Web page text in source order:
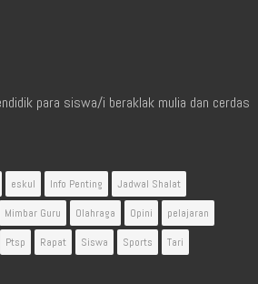
para siswa/i beraklak mulia dan cerdas
eskul Info Penting
Jadwal Shalat
Mimbar Guru Olahraga Opini
pelajaran
Ptsp Rapat Siswa Sports
Tari